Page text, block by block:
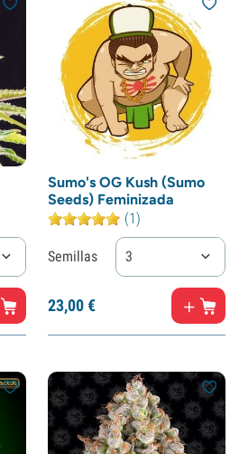
Sumo's OG Kush (Sumo
Seeds) Feminizada
(1)
Semillas 3
23,00€